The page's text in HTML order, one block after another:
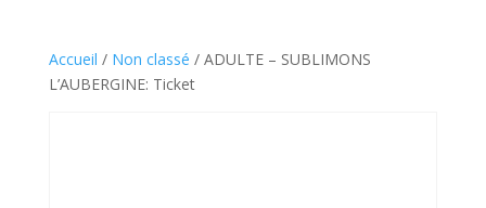
Accueil / Non classé / ADULTE – SUBLIMONS
L’AUBERGINE: Ticket